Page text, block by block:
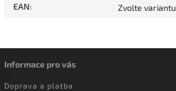
EAN: Zvolte variantu
Informace pro vás
Doprava a platba